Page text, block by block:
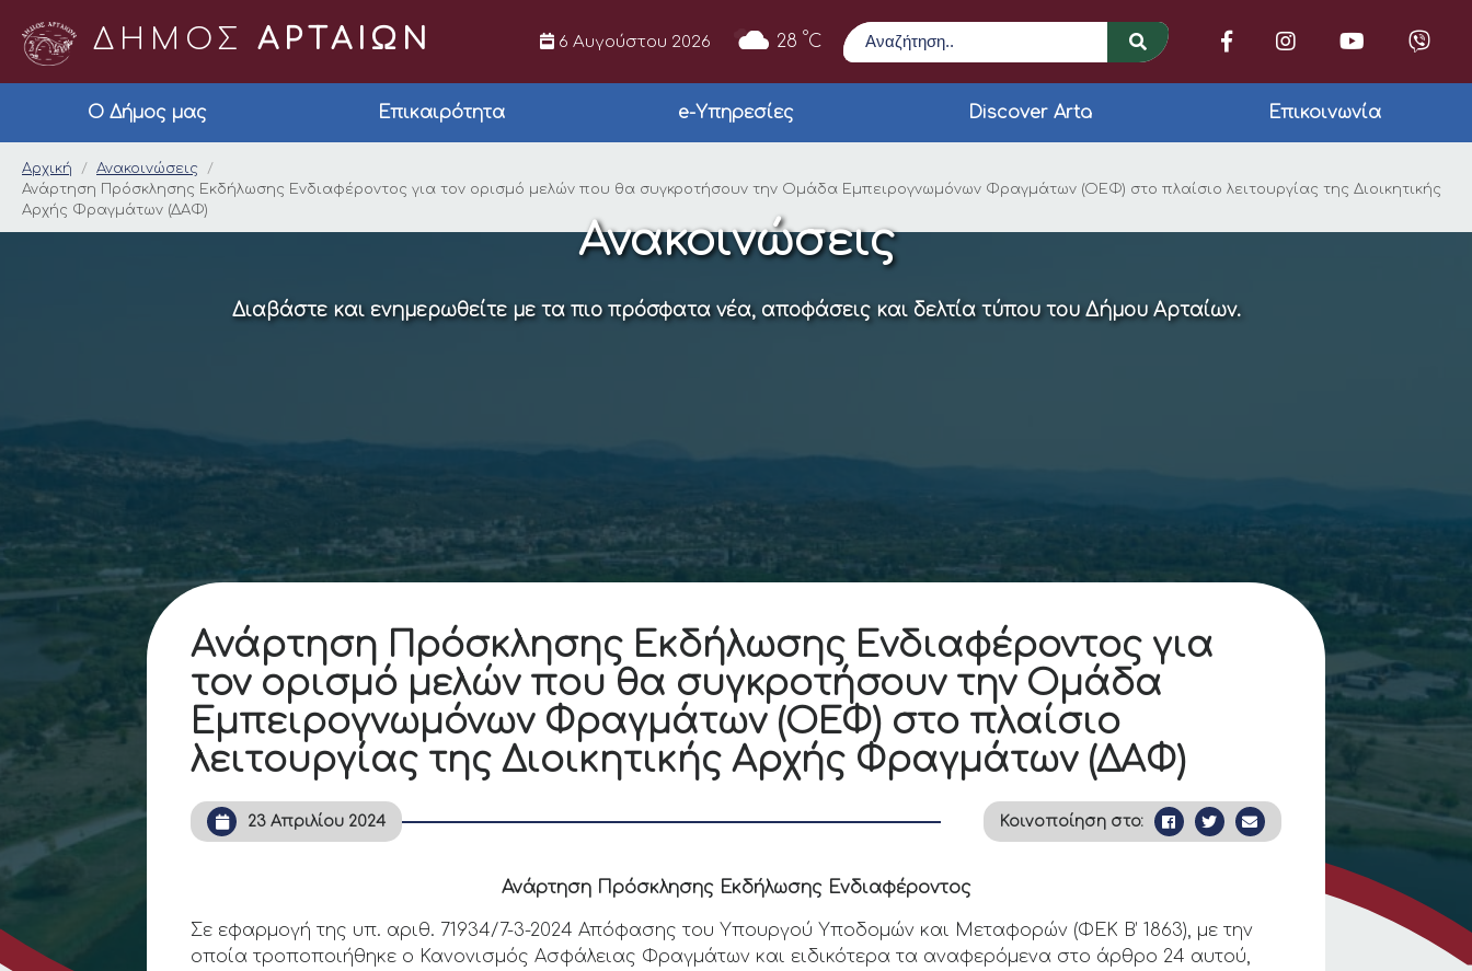
ΔΗΜΟΣ ΑΡΤΑΙΩΝ 6 Αυγούστου 2026 28 °C
Αναζήτηση
Ο Δήμος μας Επικαιρότητα e-Υπηρεσίες Discover Arta Επικοινωνία
Ανάρτηση Πρόσκλησης Εκδήλωσης Ενδιαφέροντος για τον
Αρχική
Ανακοινώσεις
Ανάρτηση Πρόσκλησης Εκδήλωσης Ενδιαφέροντος για τον ορισμό μελών που θα συγκροτήσουν την Ομάδα Εμπειρογνωμόνων Φραγμάτων (ΟΕΦ) στo πλαίσιo λειτουργίας της Διοικητικής
Αρχής Φραγμάτων (ΔΑΦ)
Ανακοινώσεις
Διαβάστε και ενημερωθείτε με τα πιο πρόσφατα νέα, αποφάσεις και δελτία τύπου του Δήμου Αρταίων.
Ανάρτηση Πρόσκλησης Εκδήλωσης Ενδιαφέροντος για
τον ορισμό μελών που θα συγκροτήσουν την Ομάδα
Εμπειρογνωμόνων Φραγμάτων (ΟΕΦ) στo πλαίσιo
λειτουργίας της Διοικητικής Αρχής Φραγμάτων (ΔΑΦ)
23 Απριλίου 2024 Κοινοποίηση στο:
Ανάρτηση Πρόσκλησης Εκδήλωσης Ενδιαφέροντος
Σε εφαρμογή της υπ. αριθ. 71934/7-3-2024 Απόφασης του Υπουργού Υποδομών και Μεταφορών (ΦΕΚ Β’ 1863), με την
οποία τροποποιήθηκε ο Κανονισμός Ασφάλειας Φραγμάτων και ειδικότερα τα αναφερόμενα στο άρθρο 24 αυτού,